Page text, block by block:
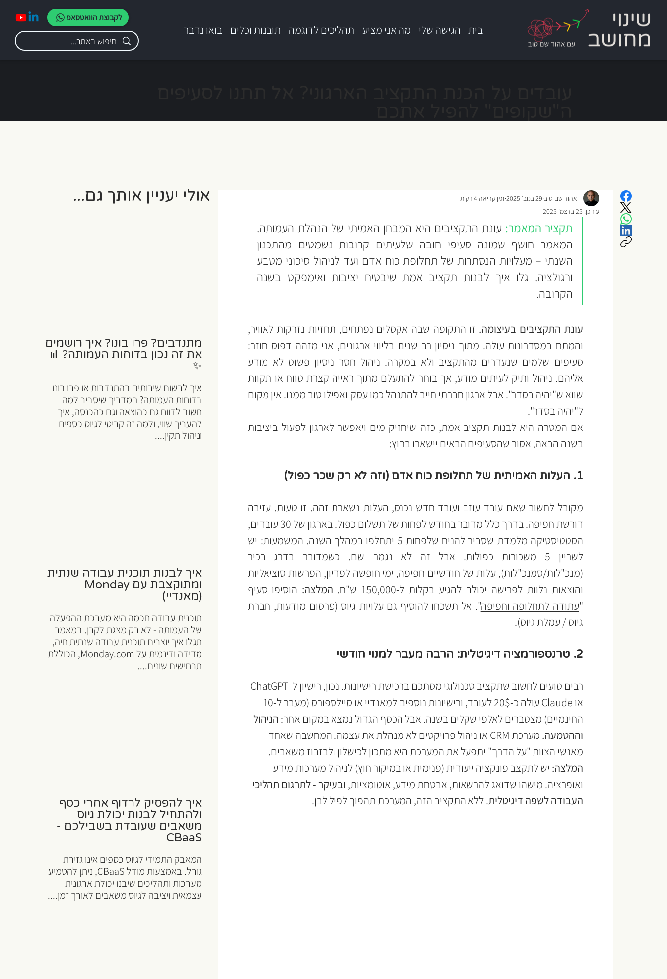
לקבוצת הוואטסאפ
בית הגישה שלי מה אני מציע תהליכים לדוגמה תובנות וכלים בואו נדבר
אולי יעניין אותך גם...
מתנדבים? פרו בונו? איך רושמים
את זה נכון בדוחות העמותה? 📊
✨
איך לרשום שירותים בהתנדבות או פרו בונו
בדוחות העמותה? המדריך שיסביר למה
חשוב לדווח גם כהוצאה וגם כהכנסה, איך
להעריך שווי, ולמה זה קריטי לגיוס כספים
וניהול תקין....
איך לבנות תוכנית עבודה שנתית
ומתוקצבת עם Monday
(מאנדיי)
תוכנית עבודה חכמה היא מערכת ההפעלה
של העמותה - לא רק מצגת לקרן. במאמר
תגלו איך יוצרים תוכנית עבודה שנתית חיה,
מדידה ודינמית על Monday.com, הכוללת
תרחישים שונים....
איך להפסיק לרדוף אחרי כסף
ולהתחיל לבנות יכולת גיוס
משאבים שעובדת בשבילכם -
CBaaS
המאבק התמידי לגיוס כספים אינו גזירת
גורל. באמצעות מודל CBaaS, ניתן להטמיע
מערכות ותהליכים שיבנו יכולת ארגונית
עצמאית ויציבה לגיוס משאבים לאורך זמן....
אהוד שם טוב 29 בנוב׳ 2025
זמן קריאה 4 דקות
עודכן: 25 בדצמ׳ 2025
תקציר המאמר:
הקרובה.
עונת התקציבים בעיצומה.
אליהם. ניהול ותיק לעיתים מודע, אך בוחר להתעלם מתוך ראייה קצרת טווח או תקוות
ל"יהיה בסדר".
אם המטרה היא לבנות תקציב אמת, כזה שיחזיק מים ויאפשר לארגון לפעול ביציבות
בשנה הבאה, אסור שהסעיפים הבאים יישארו בחוץ:
1. העלות האמיתית של תחלופת כוח אדם (וזה לא רק שכר כפול)
(מנכ"לות/סמנכ"לות), עלות של חודשיים חפיפה, ימי חופשה לפדיון, הפרשות סוציאליות
והוצאות נלוות לפרישה יכולה להגיע בקלות ל-150,000 ש"ח.
המלצה:
"עתודה לתחלופה וחפיפה
". אל תשכחו להוסיף גם עלויות גיוס (פרסום מודעות, חברת
גיוס / עמלת גיוס).
2. טרנספורמציה דיגיטלית: הרבה מעבר למנוי חודשי
החינמיים) מצטברים לאלפי שקלים בשנה. אבל הכסף הגדול נמצא במקום אחר: הניהול
וההטמעה.
מערכת CRM או ניהול פרויקטים לא מנהלת את עצמה. המחשבה שאחד
מאנשי הצוות "על הדרך" יתפעל את המערכת היא מתכון לכישלון ולבזבוז משאבים.
המלצה: יש לתקצב פונקציה ייעודית (פנימית או במיקור חוץ) לניהול מערכות מידע
ואופרציה. מישהו שדואג להרשאות, אבטחת מידע, אוטומציות, ובעיקר - לתרגום תהליכי
העבודה לשפה דיגיטלית. ללא התקציב הזה, המערכת תהפוך לפיל לבן.